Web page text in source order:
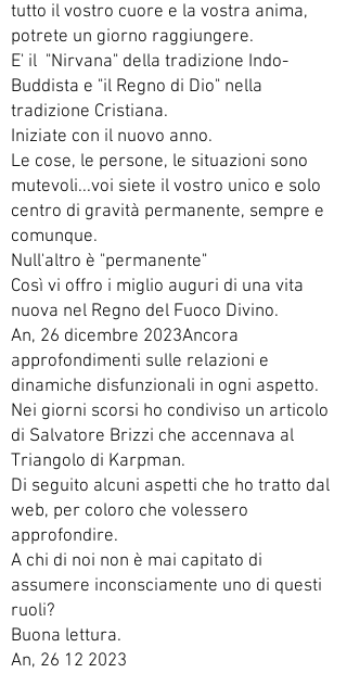
tutto il vostro cuore e la vostra anima,
potrete un giorno raggiungere.
E' il "Nirvana" della tradizione Indo-
Buddista e "il Regno di Dio" nella
tradizione Cristiana.
Iniziate con il nuovo anno.
Le cose, le persone, le situazioni sono
mutevoli...voi siete il vostro unico e solo
centro di gravità permanente, sempre e
comunque.
Null'altro è "permanente"
Così vi offro i miglio auguri di una vita
nuova nel Regno del Fuoco Divino.
An, 26 dicembre 2023Ancora
approfondimenti sulle relazioni e
dinamiche disfunzionali in ogni aspetto.
Nei giorni scorsi ho condiviso un articolo
di Salvatore Brizzi che accennava al
Triangolo di Karpman.
Di seguito alcuni aspetti che ho tratto dal
web, per coloro che volessero
approfondire.
A chi di noi non è mai capitato di
assumere inconsciamente uno di questi
ruoli?
Buona lettura.
An, 26 12 2023